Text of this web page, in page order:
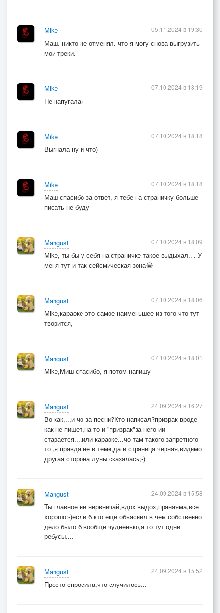
Mike
Маш. никто не отменял. что я могу снова выгрузить
мои треки.
05.11.2024 в 19:30
Mike
Не напугала)
07.10.2024 в 18:19
Mike
Выгнала ну и что)
07.10.2024 в 18:18
Mike
Маш спасибо за ответ, я тебе на страничку больше
писать не буду
07.10.2024 в 18:18
Mangust
Mike, ты бы у себя на страничке такое выдыхал.... У
меня тут и так сейсмическая зона😂
07.10.2024 в 18:09
Mangust
Mike,караоке это самое наименьшее из того что тут
творится,
07.10.2024 в 18:06
Mangust
Mike,Миш спасибо, я потом напишу
07.10.2024 в 18:01
Mangust
Во как...,и чо за песни?Кто написал?призрак вроде
как не пишет,на то и "призрак"за него ии
старается....или караоке...чо там такого запретного
то ,я правда не в теме,да и страница черная,видимо
другая сторона луны сказалась;-)
24.09.2024 в 16:27
Mangust
Ты главное не нервничай,вдох выдох,пранаяма,все
хорошо:-)если б кто ещё обьяснил в чем собственно
дело было б вообще чудненько,а то тут одни
ребусы....
24.09.2024 в 15:58
Mangust
Просто спросила,что случилось...
24.09.2024 в 15:52